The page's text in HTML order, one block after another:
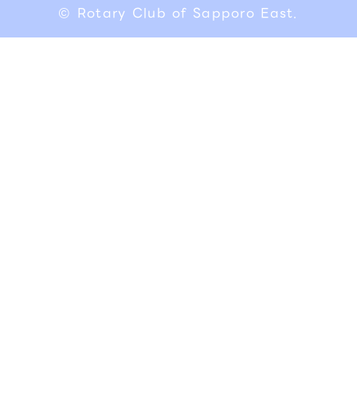
© Rotary Club of Sapporo East.